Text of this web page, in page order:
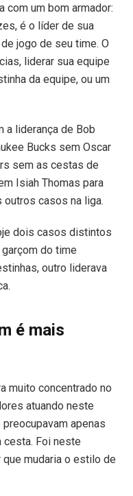
com um bom armador:
é o líder de sua
jogo de seu time. O
liderar sua equipe
da equipe, ou um
a liderança de Bob
Bucks sem Oscar
sem as cestas de
Isiah Thomas para
outros casos na liga.
dois casos distintos
do time
outro liderava
é mais
muito concentrado no
atuando neste
apenas
cesta. Foi neste
que mudaria o estilo de